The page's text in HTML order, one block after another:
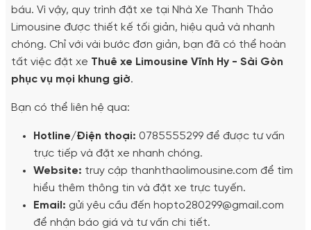
báu. Vì vậy, quy trình đặt xe tại Nhà Xe Thanh Thảo
Limousine được thiết kế tối giản, hiệu quả và nhanh
chóng. Chỉ với vài bước đơn giản, bạn đã có thể hoàn
tất việc đặt xe Thuê xe Limousine Vĩnh Hy - Sài Gòn
phục vụ mọi khung giờ.
Bạn có thể liên hệ qua:
Hotline/Điện thoại: 0785555299 để được tư vấn
trực tiếp và đặt xe nhanh chóng.
Website: truy cập thanhthaolimousine.com để tìm
hiểu thêm thông tin và đặt xe trực tuyến.
Email: gửi yêu cầu đến hopto280299@gmail.com
để nhận báo giá và tư vấn chi tiết.